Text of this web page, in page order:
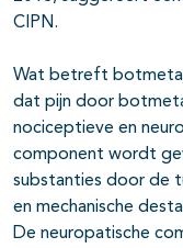
CIPN.
Wat betreft
dat pijn door
nociceptieve en
component wordt
substanties door de
en mechanische
De neuropatische